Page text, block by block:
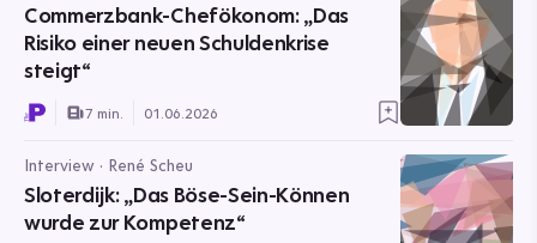
Commerzbank-Chefökonom: „Das
Risiko einer neuen Schuldenkrise
steigt“
7 min. 01.06.2026
Interview · René Scheu
Sloterdijk: „Das Böse-Sein-Können
wurde zur Kompetenz“